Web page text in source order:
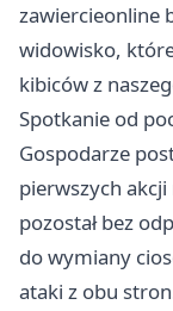
zawiercieonline
widowisko,
kibiców z
Spotkanie od
Gospodarze
pierwszych
pozostał bez
do wymiany
ataki z obu